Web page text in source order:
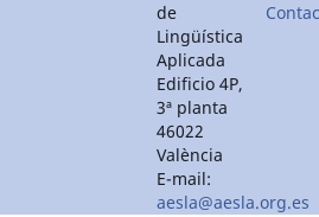
de
Lingüística
Aplicada
Edificio 4P,
3ª planta
46022
València
E-mail:
aesla@aesla.org.es